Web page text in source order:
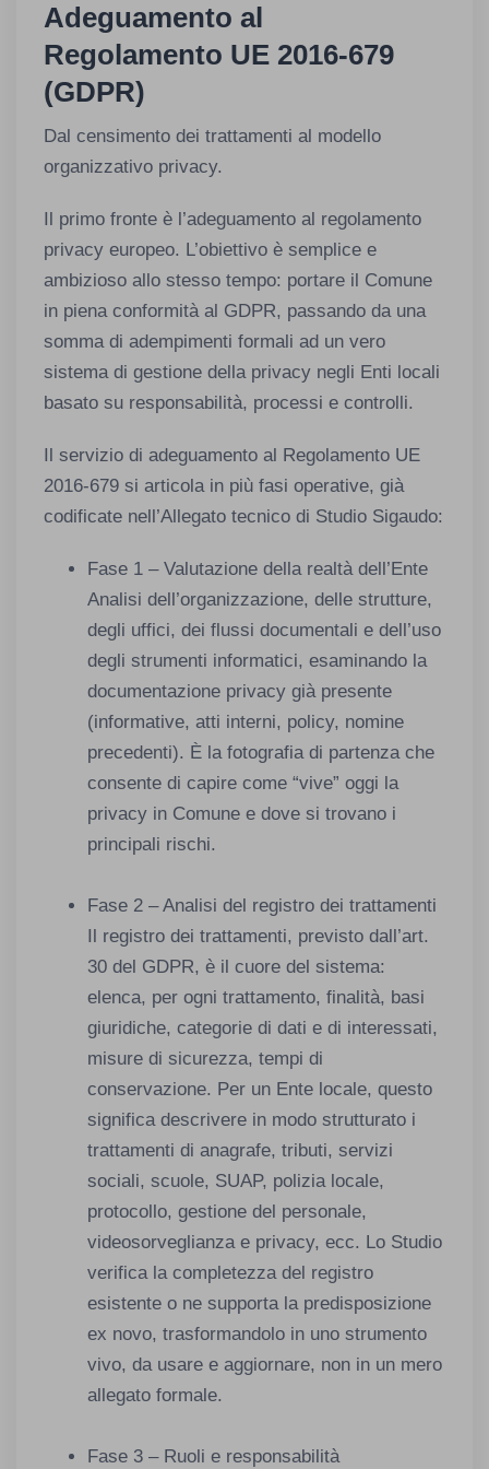
Adeguamento al
Regolamento UE 2016-679
(GDPR)
Dal censimento dei trattamenti al modello
organizzativo privacy.
Il primo fronte è l’adeguamento al regolamento
privacy europeo. L’obiettivo è semplice e
ambizioso allo stesso tempo: portare il Comune
in piena conformità al GDPR, passando da una
somma di adempimenti formali ad un vero
sistema di gestione della privacy negli Enti locali
basato su responsabilità, processi e controlli.
Il servizio di adeguamento al Regolamento UE
2016-679 si articola in più fasi operative, già
codificate nell’Allegato tecnico di Studio Sigaudo:
Fase 1 – Valutazione della realtà dell’Ente
Analisi dell’organizzazione, delle strutture,
degli uffici, dei flussi documentali e dell’uso
degli strumenti informatici, esaminando la
documentazione privacy già presente
(informative, atti interni, policy, nomine
precedenti). È la fotografia di partenza che
consente di capire come “vive” oggi la
privacy in Comune e dove si trovano i
principali rischi.
Fase 2 – Analisi del registro dei trattamenti
Il registro dei trattamenti, previsto dall’art.
30 del GDPR, è il cuore del sistema:
elenca, per ogni trattamento, finalità, basi
giuridiche, categorie di dati e di interessati,
misure di sicurezza, tempi di
conservazione. Per un Ente locale, questo
significa descrivere in modo strutturato i
trattamenti di anagrafe, tributi, servizi
sociali, scuole, SUAP, polizia locale,
protocollo, gestione del personale,
videosorveglianza e privacy, ecc. Lo Studio
verifica la completezza del registro
esistente o ne supporta la predisposizione
ex novo, trasformandolo in uno strumento
vivo, da usare e aggiornare, non in un mero
allegato formale.
Fase 3 – Ruoli e responsabilità